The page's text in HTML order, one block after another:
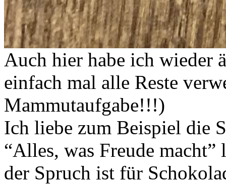
Auch hier habe ich wieder
einfach mal alle Reste
Mammutaufgabe!!!)
Ich liebe zum Beispiel die
“Alles, was Freude
der Spruch ist für